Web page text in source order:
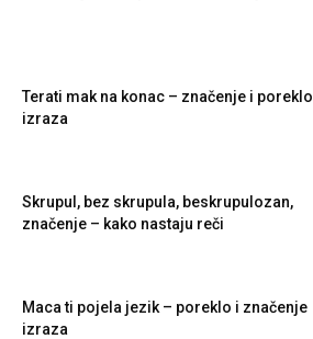
Terati mak na konac – značenje i poreklo
izraza
Skrupul, bez skrupula, beskrupulozan,
značenje – kako nastaju reči
Maca ti pojela jezik – poreklo i značenje
izraza